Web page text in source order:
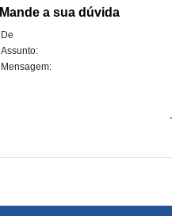
Mande a sua dúvida
De
Assunto:
Mensagem: